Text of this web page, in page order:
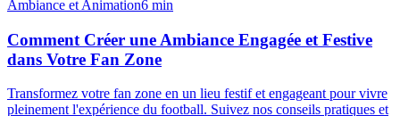
Ambiance et Animation6 min
Comment Créer une Ambiance Engagée et Festive
dans Votre Fan Zone
Transformez votre fan zone en un lieu festif et engageant pour vivre
pleinement l'expérience du football. Suivez nos conseils pratiques et